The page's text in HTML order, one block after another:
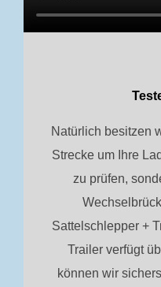
Natürlich besitzen
Strecke um Ihre
zu prüfen,
Sattelschlepper +
Trailer verfügt
können wir